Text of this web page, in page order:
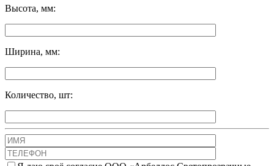
Высота, мм:
Ширина, мм:
Количество, шт: